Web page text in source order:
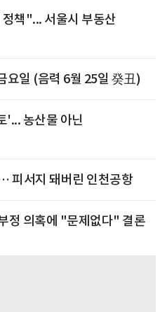
책"... 서울시 부동산
요일 (음력 6월 25일 癸丑)
'... 농산물 아닌
피서지 돼버린 인천공항
정 의혹에 "문제없다" 결론